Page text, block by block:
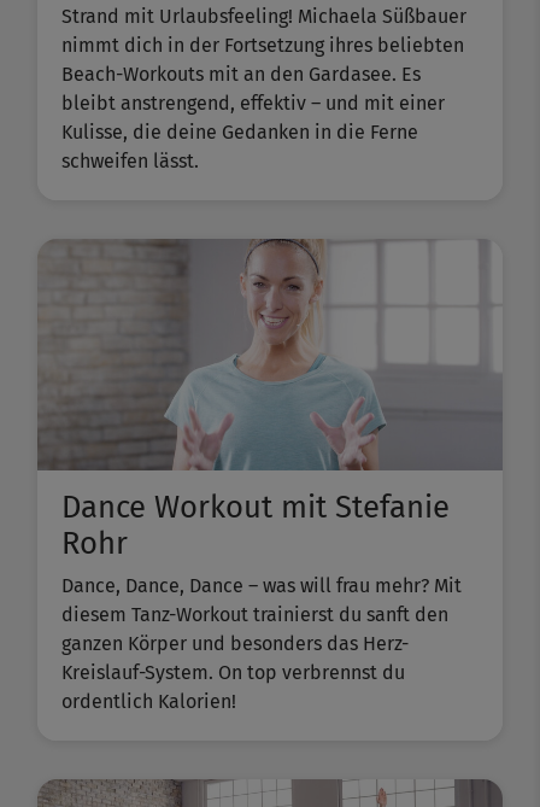
Strand mit Urlaubsfeeling! Michaela Süßbauer
nimmt dich in der Fortsetzung ihres beliebten ​
Beach-Workouts​ mit an den Gardasee. Es
bleibt anstrengend, effektiv – und mit einer
Kulisse, die deine Gedanken in die Ferne
schweifen lässt.
Dance Workout mit Stefanie
Rohr
Dance, Dance, Dance – was will frau mehr? Mit
diesem Tanz-Workout trainierst du sanft den
ganzen Körper und besonders das Herz-
Kreislauf-System. On top verbrennst du
ordentlich Kalorien!